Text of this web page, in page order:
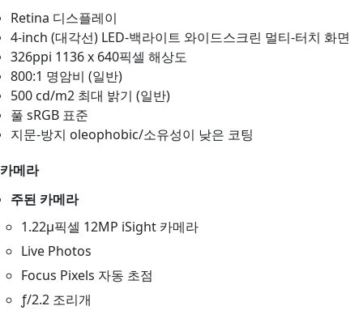
Retina 디스플레이
4‑inch (대각선) LED‑백라이트 와이드스크린 멀티-터치 화면
326ppi 1136 x 640픽셀 해상도
800:1 명암비 (일반)
500 cd/m2 최대 밝기 (일반)
풀 sRGB 표준
지문-방지 oleophobic/소유성이 낮은 코팅
카메라
주된 카메라
1.22µ픽셀 12MP iSight 카메라
Live Photos
Focus Pixels 자동 초점
ƒ/2.2 조리개